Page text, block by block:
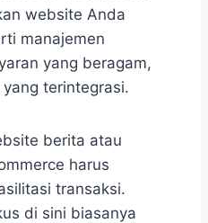
website Anda
manajemen
yang beragam,
terintegrasi.
berita atau
harus
transaksi.
di sini biasanya